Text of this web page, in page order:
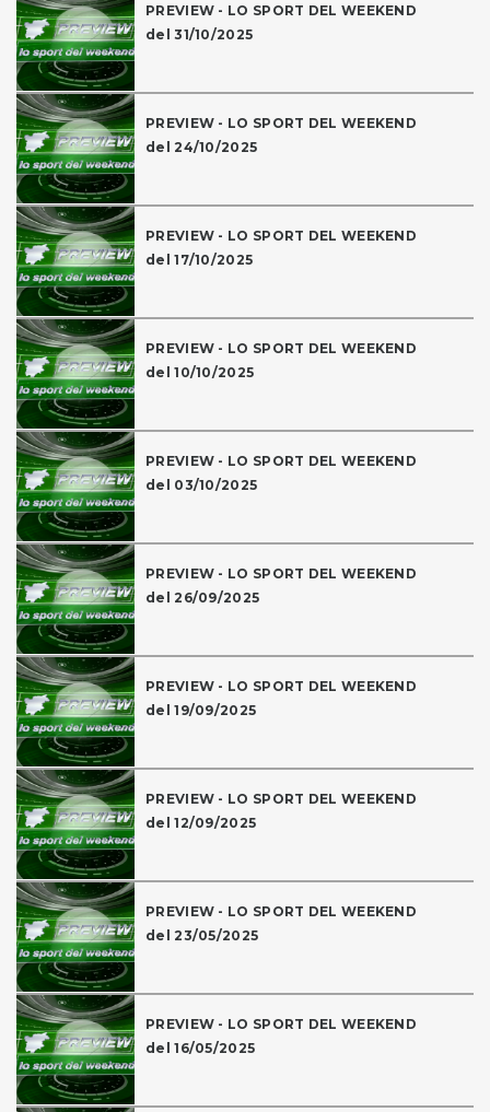
PREVIEW - LO SPORT DEL WEEKEND
del 31/10/2025
PREVIEW - LO SPORT DEL WEEKEND
del 24/10/2025
PREVIEW - LO SPORT DEL WEEKEND
del 17/10/2025
PREVIEW - LO SPORT DEL WEEKEND
del 10/10/2025
PREVIEW - LO SPORT DEL WEEKEND
del 03/10/2025
PREVIEW - LO SPORT DEL WEEKEND
del 26/09/2025
PREVIEW - LO SPORT DEL WEEKEND
del 19/09/2025
PREVIEW - LO SPORT DEL WEEKEND
del 12/09/2025
PREVIEW - LO SPORT DEL WEEKEND
del 23/05/2025
PREVIEW - LO SPORT DEL WEEKEND
del 16/05/2025